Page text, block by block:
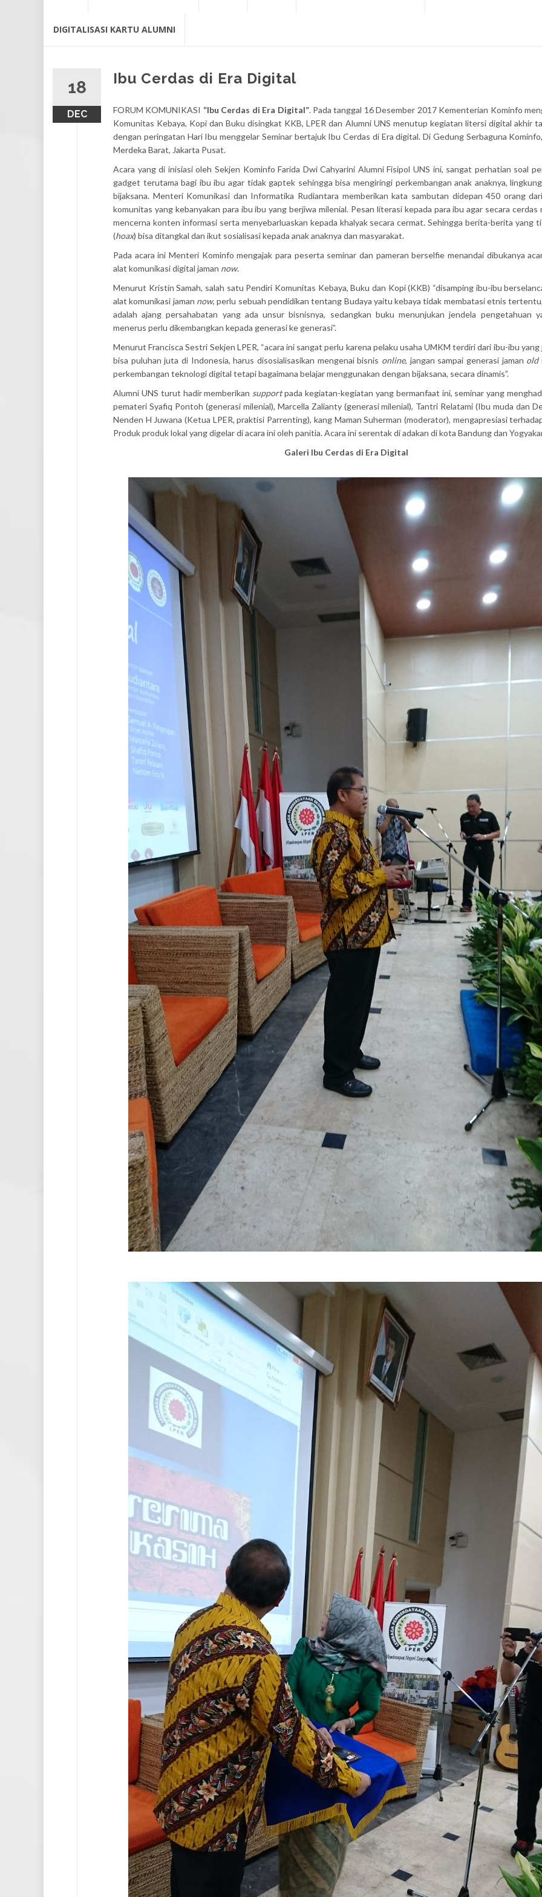
DIGITALISASI KARTU ALUMNI
18
DEC
Ibu Cerdas di Era Digital
FORUM KOMUNIKASI “Ibu Cerdas di Era Digital”. Pada tanggal 16 Desember 2017 Kementerian Kominfo
Komunitas Kebaya, Kopi dan Buku disingkat KKB, LPER dan Alumni UNS menutup kegiatan litersi digital akhir
dengan peringatan Hari Ibu menggelar Seminar bertajuk Ibu Cerdas di Era digital. Di Gedung Serbaguna
Merdeka Barat, Jakarta Pusat.
Acara yang di inisiasi oleh Sekjen Kominfo Farida Dwi Cahyarini Alumni Fisipol UNS ini, sangat perhatian soal
gadget terutama bagi ibu ibu agar tidak gaptek sehingga bisa mengiringi perkembangan anak anaknya,
bijaksana. Menteri Komunikasi dan Informatika Rudiantara memberikan kata sambutan didepan 450 orang
komunitas yang kebanyakan para ibu ibu yang berjiwa milenial. Pesan literasi kepada para ibu agar secara cerdas
mencerna konten informasi serta menyebarluaskan kepada khalyak secara cermat. Sehingga berita-berita yang
(hoax) bisa ditangkal dan ikut sosialisasi kepada anak anaknya dan masyarakat.
Pada acara ini Menteri Kominfo mengajak para peserta seminar dan pameran berselfie menandai dibukanya
alat komunikasi digital jaman now.
Menurut Kristin Samah, salah satu Pendiri Komunitas Kebaya, Buku dan Kopi (KKB) “disamping ibu-ibu
alat komunikasi jaman now, perlu sebuah pendidikan tentang Budaya yaitu kebaya tidak membatasi etnis
adalah ajang persahabatan yang ada unsur bisnisnya, sedangkan buku menunjukan jendela pengetahuan
menerus perlu dikembangkan kepada generasi ke generasi”.
Menurut Francisca Sestri Sekjen LPER, “acara ini sangat perlu karena pelaku usaha UMKM terdiri dari ibu-ibu yang
bisa puluhan juta di Indonesia, harus disosialisasikan mengenai bisnis online, jangan sampai generasi jaman old
perkembangan teknologi digital tetapi bagaimana belajar menggunakan dengan bijaksana, secara dinamis”.
Alumni UNS turut hadir memberikan supportpada kegiatan-kegiatan yang bermanfaat ini, seminar yang
pemateri Syafiq Pontoh (generasi milenial), Marcella Zalianty (generasi milenial), Tantri Relatami (Ibu muda dan
Nenden H Juwana (Ketua LPER, praktisi Parrenting), kang Maman Suherman (moderator), mengapresiasi
Produk produk lokal yang digelar di acara ini oleh panitia. Acara ini serentak di adakan di kota Bandung dan
Galeri Ibu Cerdas di Era Digital